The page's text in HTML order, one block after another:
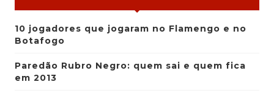
10 jogadores que jogaram no Flamengo e no
Botafogo
Paredão Rubro Negro: quem sai e quem fica
em 2013